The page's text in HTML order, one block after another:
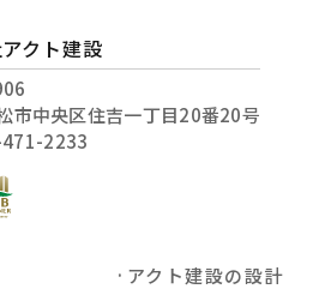
クト建設
市中央区住吉一丁目20番20号
2233
アクト建設の設計